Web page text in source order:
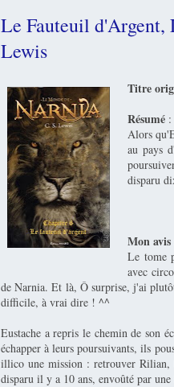
Le Fauteuil d'Argent,
Lewis
Titre
Résumé :
Alors
au pays
disparu
Mon avis
Le tome
avec
de Narnia. Et là, Ô surprise, j'ai
difficile, à vrai dire ! ^^
Eustache a repris le chemin de son
échapper à leurs poursuivants, ils
illico une mission : retrouver Rilian,
disparu il y a 10 ans, envoûté par